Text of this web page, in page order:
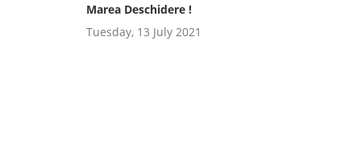
Marea Deschidere !
Tuesday, 13 July 2021